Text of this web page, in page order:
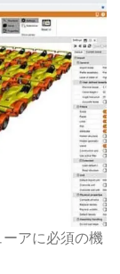
アに必須の機